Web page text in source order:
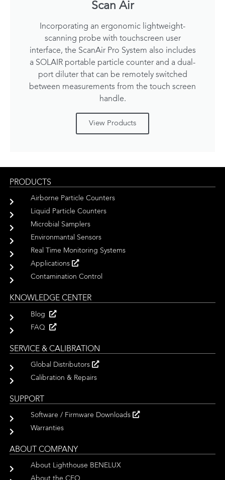
Scan Air
Incorporating an ergonomic lightweight-
scanning probe with touchscreen user
interface, the ScanAir Pro System also includes
a SOLAIR portable particle counter and a dual-
port diluter that can be remotely switched
between measurements from the touch screen
handle.
View Products
PRODUCTS
Airborne Particle Counters
Liquid Particle Counters
Microbial Samplers
Environmantal Sensors
Real Time Monitoring Systems
Applications
Contamination Control
KNOWLEDGE CENTER
Blog
FAQ
SERVICE & CALIBRATION
Global Distributors
Calibration & Repairs
SUPPORT
Software / Firmware Downloads
Warranties
ABOUT COMPANY
About Lighthouse BENELUX